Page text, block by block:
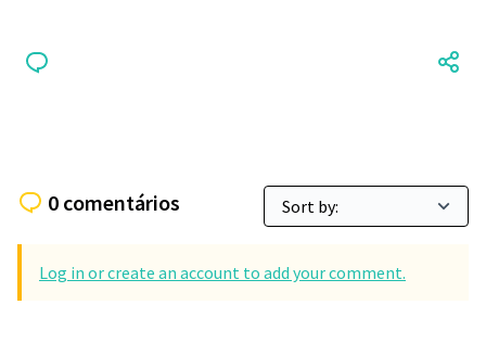
0 comentários
Log in or create an account to add your comment.